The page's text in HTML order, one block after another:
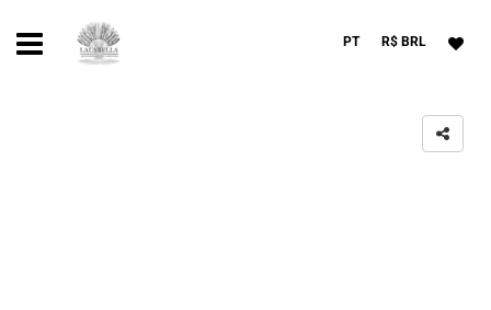
PT R$ BRL